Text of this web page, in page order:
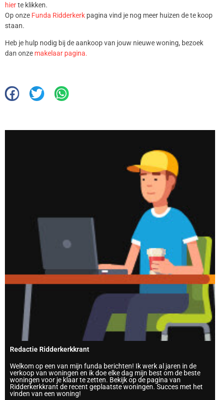
hierte klikken.
Op onze Funda Ridderkerk pagina vind je nog meer huizen de te koop
staan.
Heb je hulp nodig bij de aankoop van jouw nieuwe woning, bezoek
dan onze makelaar pagina.
Redactie Ridderkerkkrant
Welkom op een van mijn funda berichten! Ik werk al jaren in de
verkoop van woningen en ik doe elke dag mijn best om de beste
woningen voor je klaar te zetten. Bekijk op de pagina van
Ridderkerkkrant de recent geplaatste woningen. Succes met het
vinden van een woning!